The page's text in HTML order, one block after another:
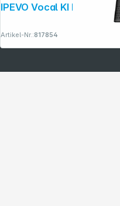
Artikel-Nr.:817854